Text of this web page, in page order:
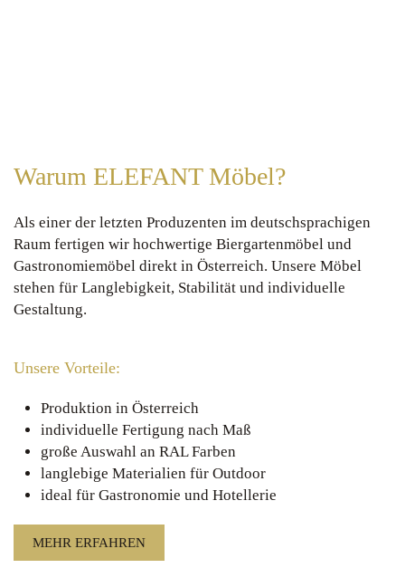
Warum ELEFANT Möbel?
Als einer der letzten Produzenten im deutschsprachigen
Raum fertigen wir hochwertige Biergartenmöbel und
Gastronomiemöbel direkt in Österreich. Unsere Möbel
stehen für Langlebigkeit, Stabilität und individuelle
Gestaltung.
Unsere Vorteile:
Produktion in Österreich
individuelle Fertigung nach Maß
große Auswahl an RAL Farben
langlebige Materialien für Outdoor
ideal für Gastronomie und Hotellerie
MEHR ERFAHREN